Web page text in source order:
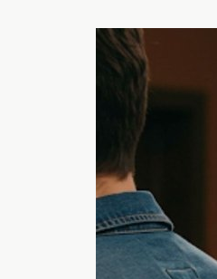
искренние и меткие
– не быть банальными,
в честности и фальшь
несколько